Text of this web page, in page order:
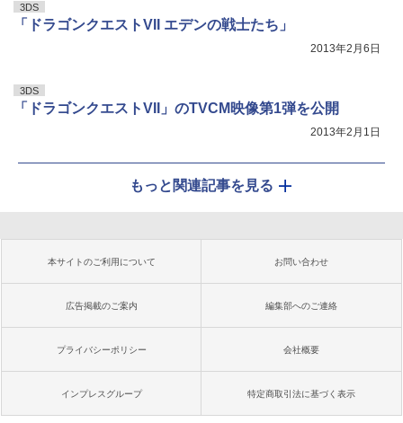
3DS
「ドラゴンクエストVII エデンの戦士たち」
2013年2月6日
3DS
「ドラゴンクエストVII」のTVCM映像第1弾を公開
2013年2月1日
もっと関連記事を見る
本サイトのご利用について お問い合わせ
広告掲載のご案内 編集部へのご連絡
プライバシーポリシー 会社概要
インプレスグループ 特定商取引法に基づく表示